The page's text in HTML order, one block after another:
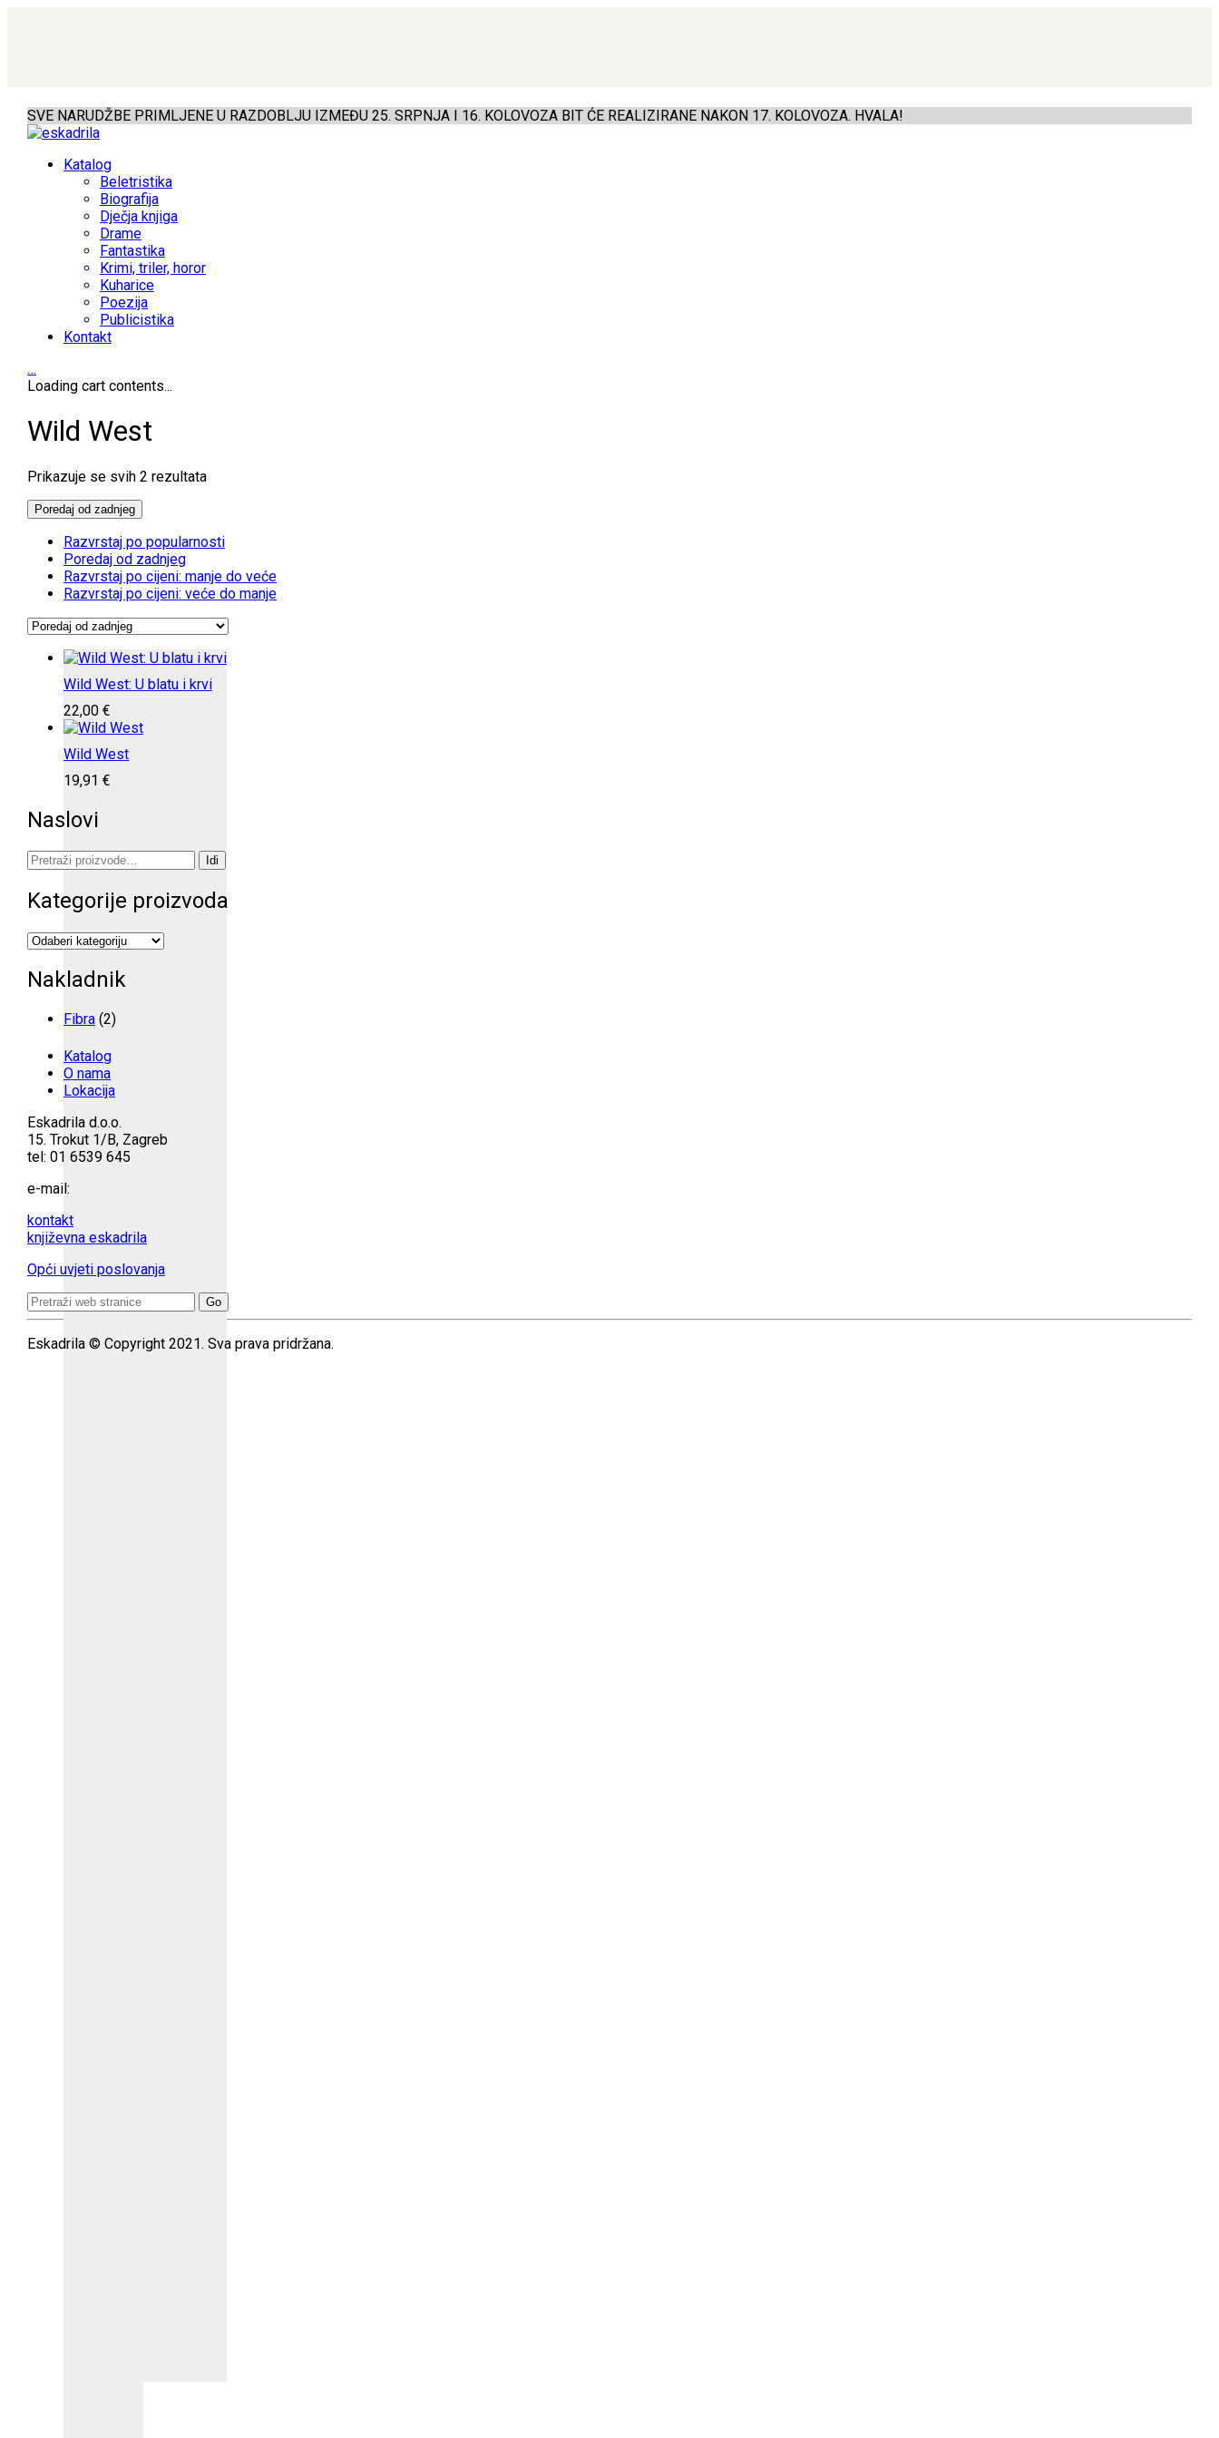
SVE NARUDŽBE PRIMLJENE U RAZDOBLJU IZMEĐU 25. SRPNJA I 16. KOLOVOZA BIT ĆE REALIZIRANE NAKON 17. KOLOVOZA. HVALA!
Katalog
Beletristika
Biografija
Dječja knjiga
Drame
Fantastika
Krimi, triler, horor
Kuharice
Poezija
Publicistika
Kontakt
…
Loading cart contents...
Wild West
Prikazuje se svih 2 rezultataPoredano
Poredaj od zadnjeg
Razvrstaj po popularnosti
Poredaj od zadnjeg
Razvrstaj po cijeni: manje do veće
Razvrstaj po cijeni: veće do manje
Wild West: U blatu i krvi
22,00 €
Wild West
19,91 €
Naslovi
Pretraži: Idi
Kategorije proizvoda
Nakladnik
Fibra (2)
Katalog
O nama
Lokacija
Eskadrila d.o.o.
15. Trokut 1/B, Zagreb
tel: 01 6539 645
e-mail:
kontakt
književna eskadrila
Opći uvjeti poslovanja
Search
for:
Eskadrila © Copyright 2021. Sva prava pridržana.